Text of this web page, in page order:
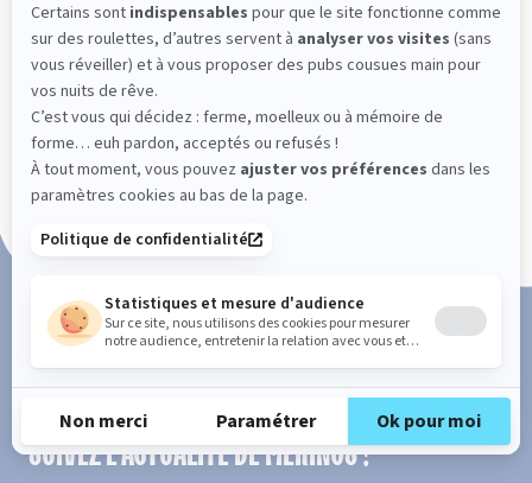
Fabrication Française
101 nuits d'essai*
Paiement en 3x ou 4x sans frais
SUIVEZ L'ACTUALITÉ DE MERINOS !